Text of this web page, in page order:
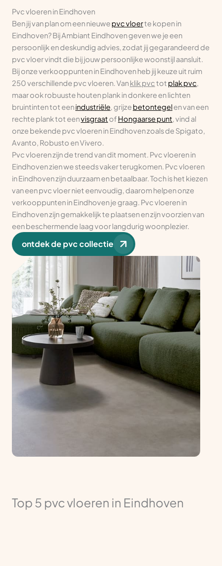
Aalsterweg 99
5615CC Eindhoven
Openingstijden
tapijt, vinyl vloeren
Bezoek website
Pvc vloeren in Eindhoven
Ben jij van plan om een nieuwe pvc vloerte kopen in
Eindhoven? Bij Ambiant Eindhoven geven we je een
persoonlijk en deskundig advies, zodat jij gegarandeerd de
pvc vloer vindt die bij jouw persoonlijke woonstijl aansluit.
Bij onze verkooppunten in Eindhoven heb jij keuze uit ruim
250 verschillende pvc vloeren. Vanklik pvctot plak pvc,
maar ook robuuste houten plank in donkere en lichten
bruintinten tot eenindustriële, grijze betontegelen van een
rechte plank tot eenvisgraat of Hongaarse punt, vind al
onze bekende pvc vloeren in Eindhoven zoals de Spigato,
Avanto, Robusto en Vivero.
Pvc vloeren zijn de trend van dit moment. Pvc vloeren in
Eindhoven zien we steeds vaker terugkomen. Pvc vloeren
in Eindhoven zijn duurzaam en betaalbaar. Toch is het kiezen
van een pvc vloer niet eenvoudig, daarom helpen onze
verkooppunten in Eindhoven je graag. Pvc vloeren in
Eindhoven zijn gemakkelijk te plaatsen en zijn voorzien van
een beschermende laag voor langdurig woonplezier.
ontdek de pvc collectie
Top 5 pvc vloeren in Eindhoven